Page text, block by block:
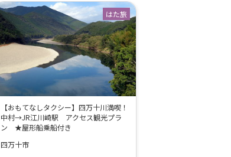
【おもてなしタクシー】四万十川満喫！
中村→JR江川崎駅 アクセス観光プラ
ン ★屋形船乗船付き
四万十市
はた旅